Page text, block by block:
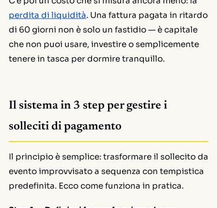
perdita di liquidità. Una fattura pagata in ritardo
di 60 giorni non è solo un fastidio — è capitale
che non puoi usare, investire o semplicemente
tenere in tasca per dormire tranquillo.
Il sistema in 3 step per gestire i
solleciti di pagamento
Il principio è semplice: trasformare il sollecito da
evento improvvisato a sequenza con tempistica
predefinita. Ecco come funziona in pratica.